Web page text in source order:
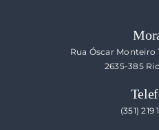
Rua Óscar Monteiro
2635-385
(351) 219